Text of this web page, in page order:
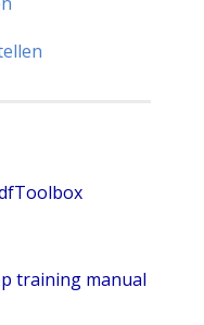
training manual